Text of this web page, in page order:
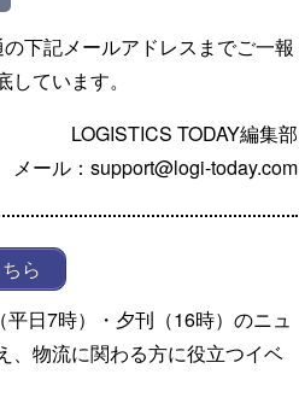
下記メールアドレスまでご一報
ています。
LOGISTICS TODAY編集部
メール：support@logi-today.com
ら
日7時）・夕刊（16時）のニュ
、物流に関わる方に役立つイベ